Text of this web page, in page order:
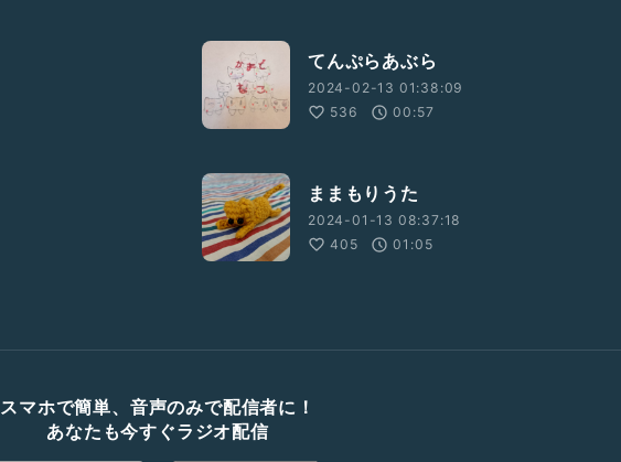
てんぷらあぶら
2024-02-13 01:38:09
536
00:57
ままもりうた
2024-01-13 08:37:18
405
01:05
スマホで簡単、音声のみで配信者に！
あなたも今すぐラジオ配信